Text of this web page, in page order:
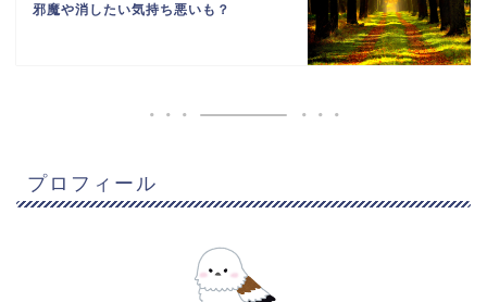
邪魔や消したい気持ち悪いも？
プロフィール